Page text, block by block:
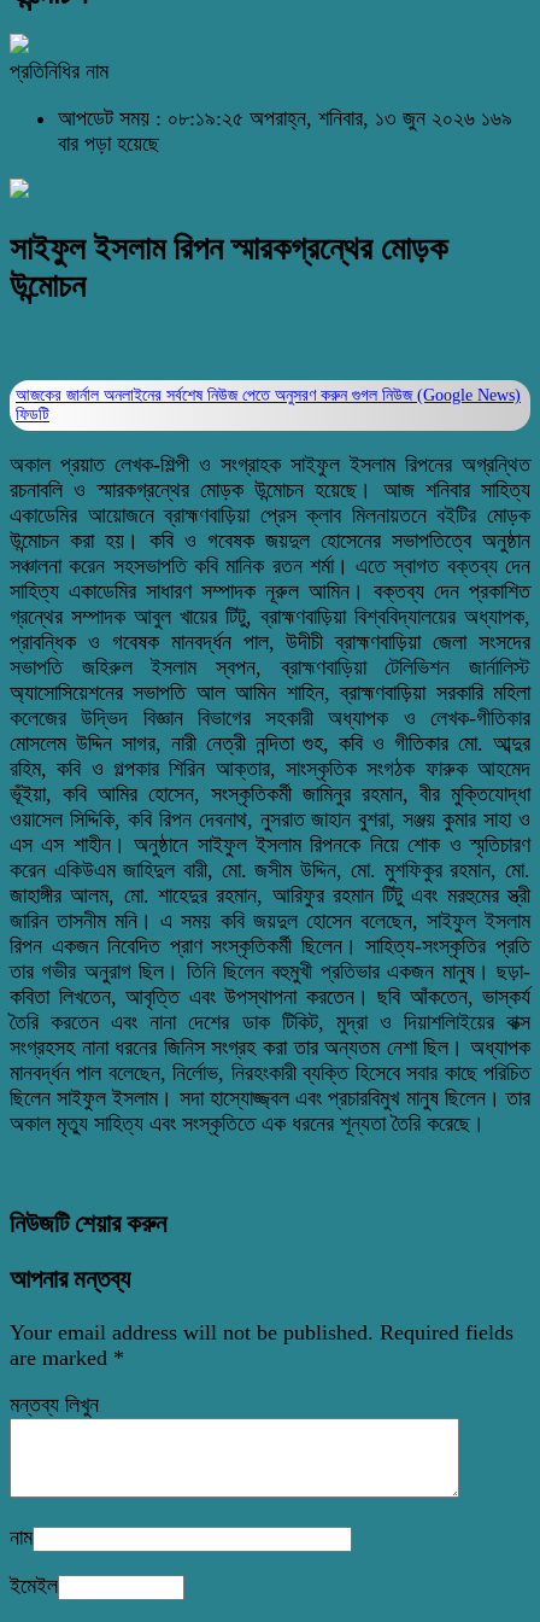
প্রতিনিধির নাম
আপডেট সময় : ০৮:১৯:২৫ অপরাহ্ন, শনিবার, ১৩ জুন ২০২৬ ১৬৯
বার পড়া হয়েছে
সাইফুল ইসলাম রিপন স্মারকগ্রন্থের মোড়ক
উন্মোচন
আজকের জার্নাল অনলাইনের সর্বশেষ নিউজ পেতে অনুসরণ করুন গুগল নিউজ (Google News)
ফিডটি
অকাল প্রয়াত লেখক-শিল্পী ও সংগ্রাহক সাইফুল ইসলাম রিপনের অগ্রন্থিত
রচনাবলি ও স্মারকগ্রন্থের মোড়ক উন্মোচন হয়েছে। আজ শনিবার সাহিত্য
একাডেমির আয়োজনে ব্রাহ্মণবাড়িয়া প্রেস ক্লাব মিলনায়তনে বইটির মোড়ক
উন্মোচন করা হয়। কবি ও গবেষক জয়দুল হোসেনের সভাপতিত্বে অনুষ্ঠান
সঞ্চালনা করেন সহসভাপতি কবি মানিক রতন শর্মা। এতে স্বাগত বক্তব্য দেন
সাহিত্য একাডেমির সাধারণ সম্পাদক নূরুল আমিন। বক্তব্য দেন প্রকাশিত
গ্রন্থের সম্পাদক আবুল খায়ের টিটু, ব্রাহ্মণবাড়িয়া বিশ্ববিদ্যালয়ের অধ্যাপক,
প্রাবন্ধিক ও গবেষক মানবর্দ্ধন পাল, উদীচী ব্রাহ্মণবাড়িয়া জেলা সংসদের
সভাপতি জহিরুল ইসলাম স্বপন, ব্রাহ্মণবাড়িয়া টেলিভিশন জার্নালিস্ট
অ্যাসোসিয়েশনের সভাপতি আল আমিন শাহিন, ব্রাহ্মণবাড়িয়া সরকারি মহিলা
কলেজের উদ্ভিদ বিজ্ঞান বিভাগের সহকারী অধ্যাপক ও লেখক-গীতিকার
মোসলেম উদ্দিন সাগর, নারী নেত্রী নন্দিতা গুহ, কবি ও গীতিকার মো. আব্দুর
রহিম, কবি ও গল্পকার শিরিন আক্তার, সাংস্কৃতিক সংগঠক ফারুক আহমেদ
ভূঁইয়া, কবি আমির হোসেন, সংস্কৃতিকর্মী জামিনুর রহমান, বীর মুক্তিযোদ্ধা
ওয়াসেল সিদ্দিকি, কবি রিপন দেবনাথ, নুসরাত জাহান বুশরা, সঞ্জয় কুমার সাহা ও
এস এস শাহীন। অনুষ্ঠানে সাইফুল ইসলাম রিপনকে নিয়ে শোক ও স্মৃতিচারণ
করেন একিউএম জাহিদুল বারী, মো. জসীম উদ্দিন, মো. মুশফিকুর রহমান, মো.
জাহাঙ্গীর আলম, মো. শাহেদুর রহমান, আরিফুর রহমান টিটু এবং মরহুমের স্ত্রী
জারিন তাসনীম মনি। এ সময় কবি জয়দুল হোসেন বলেছেন, সাইফুল ইসলাম
রিপন একজন নিবেদিত প্রাণ সংস্কৃতিকর্মী ছিলেন। সাহিত্য-সংস্কৃতির প্রতি
তার গভীর অনুরাগ ছিল। তিনি ছিলেন বহুমুখী প্রতিভার একজন মানুষ। ছড়া-
কবিতা লিখতেন, আবৃত্তি এবং উপস্থাপনা করতেন। ছবি আঁকতেন, ভাস্কর্য
তৈরি করতেন এবং নানা দেশের ডাক টিকিট, মুদ্রা ও দিয়াশলািইয়ের বাক্স
সংগ্রহসহ নানা ধরনের জিনিস সংগ্রহ করা তার অন্যতম নেশা ছিল। অধ্যাপক
মানবর্দ্ধন পাল বলেছেন, নির্লোভ, নিরহংকারী ব্যক্তি হিসেবে সবার কাছে পরিচিত
ছিলেন সাইফুল ইসলাম। সদা হাস্যোজ্জ্বল এবং প্রচারবিমুখ মানুষ ছিলেন। তার
অকাল মৃত্যু সাহিত্য এবং সংস্কৃতিতে এক ধরনের শূন্যতা তৈরি করেছে।
নিউজটি শেয়ার করুন
আপনার মন্তব্য
Your email address will not be published. Required fields
are marked *
মন্তব্য লিখুন
নাম
ইমেইল